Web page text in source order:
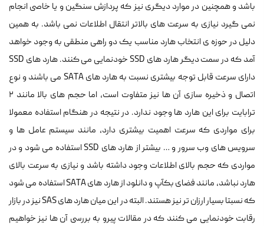
باشد و همچنین در موارد دیگری نیز که پردازش سنگین و یا خاصی انجام
نمی گیرد نیازی به سرعت های بالاتر انتقال اطلاعات نمی باشد. به همین
دلیل در حوزه ی انتخاب هارد مناسب یک دو راهی منطقی به وجود خواهد
آمد که در سمت دیگر هارد های SSD خودنمایی می کنند. هارد های SSD
دارای سرعت قابل توجه بیشتری نسبت به هارد های SATA می باشند و نوع
اتصال و ذخیره سازی آن ها نیز متفاوت است، اما حجم های بالا مانند ۲
ترابایت برای این هارد ها وجود ندارد. در نتیجه در هنگام استفاده معمولا
برای مواردی که سرعت اهمیت بیشتری دارد، مانند سیستم عامل ها و
سرویس های وب سرور و … بیشتر از هارد های SSD استفاده می شود و در
مواردی که حجم بالای اطلاعات وجود داشته باشد و نیازی به سرعت بالای
هارد نباشد، مانند فضای بکآپ و دانلود از هارد های SATA استفاده می شود
که نسبتا بسیار ارزان تر نیز هستند. البته در این میان هارد های SAS نیز در بازار
رقابت خودنمایی می کنند که در مقالات پیرو به بررسی آن ها نیز خواهیم